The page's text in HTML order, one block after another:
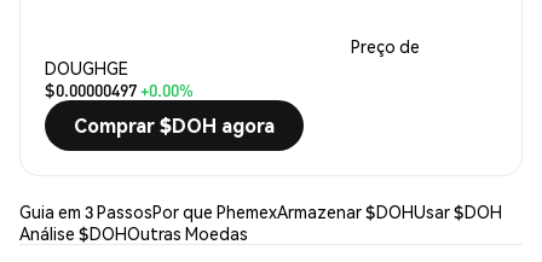
Preço de
DOUGHGE
$0.00000497+0.00%
Comprar $DOH agora
Guia em 3 PassosPor que PhemexArmazenar $DOHUsar $DOH
Análise $DOHOutras Moedas